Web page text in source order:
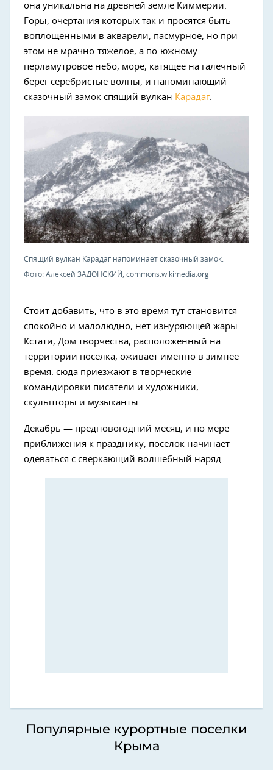
она уникальна на древней земле Киммерии.
Горы, очертания которых так и просятся быть
воплощенными в акварели, пасмурное, но при
этом не мрачно-тяжелое, а по-южному
перламутровое небо, море, катящее на галечный
берег серебристые волны, и напоминающий
сказочный замок спящий вулкан Карадаг.
Спящий вулкан Карадаг напоминает сказочный замок.
Фото: Алексей ЗАДОНСКИЙ, commons.wikimedia.org
Стоит добавить, что в это время тут становится
спокойно и малолюдно, нет изнуряющей жары.
Кстати, Дом творчества, расположенный на
территории поселка, оживает именно в зимнее
время: сюда приезжают в творческие
командировки писатели и художники,
скульпторы и музыканты.
Декабрь — предновогодний месяц, и по мере
приближения к празднику, поселок начинает
одеваться с сверкающий волшебный наряд.
Популярные курортные поселки
Крыма